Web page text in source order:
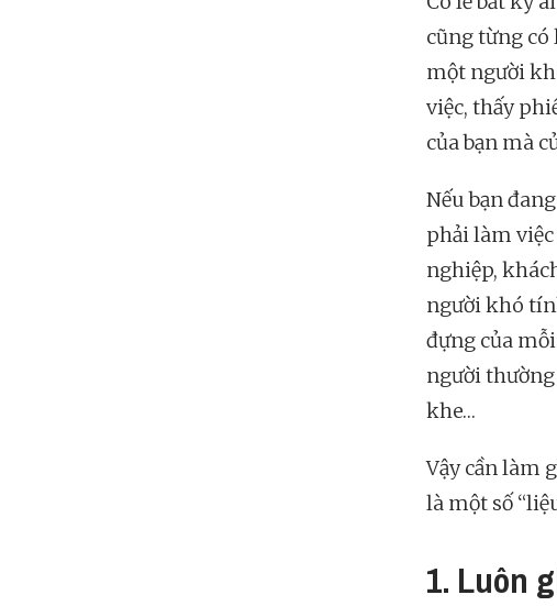
cũng từng có
một người
việc, thấy
của bạn mà
Nếu bạn
phải làm việc
nghiệp,
người khó
đựng của
người
khe…
Vậy cần làm
là một số
1. Luôn